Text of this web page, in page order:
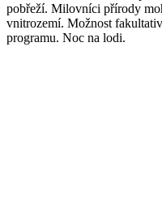
pobřeží. Milovníci přírody
vnitrozemí. Možnost
programu. Noc na lodi.